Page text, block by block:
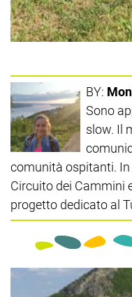
BY:
Sono
slow. Il
comunità ospitanti. In
Circuito dei Cammini
progetto dedicato al